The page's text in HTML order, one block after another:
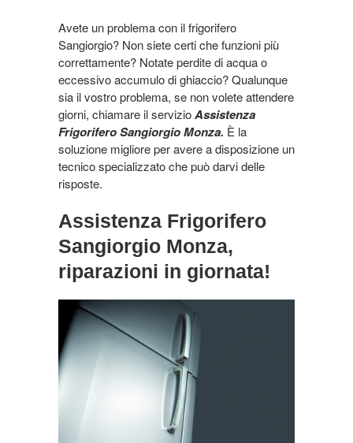
Avete un problema con il frigorifero
Sangiorgio? Non siete certi che funzioni più
correttamente? Notate perdite di acqua o
eccessivo accumulo di ghiaccio? Qualunque
sia il vostro problema, se non volete attendere
giorni, chiamare il servizioAssistenza
Frigorifero Sangiorgio Monza. È la
soluzione migliore per avere a disposizione un
tecnico specializzato che può darvi delle
risposte.
Assistenza Frigorifero
Sangiorgio Monza,
riparazioni in giornata!